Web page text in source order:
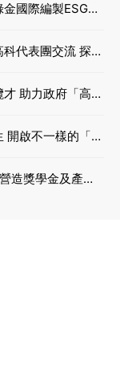
國際編製ESG報
代表團交流 探索
助力政府「高端
開啟不一樣的「零
造獎學金及產學